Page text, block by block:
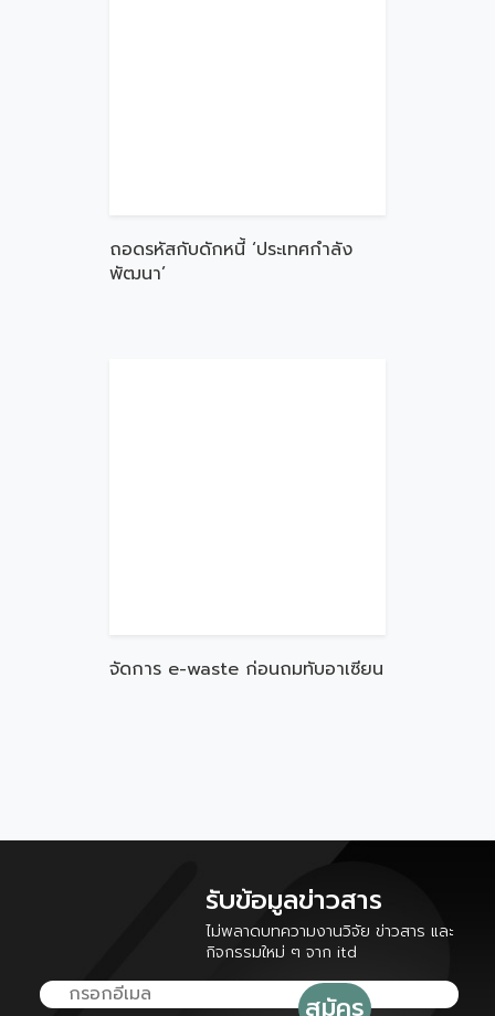
ถอดรหัสกับดักหนี้ ‘ประเทศกำลัง
พัฒนา’
จัดการ e-waste ก่อนถมทับอาเซียน
รับข้อมูลข่าวสาร
ไม่พลาดบทความงานวิจัย ข่าวสาร และ
กิจกรรมใหม่ ๆ จาก itd